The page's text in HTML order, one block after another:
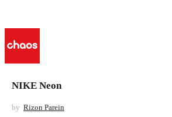
NIKE Neon
by Rizon Parein